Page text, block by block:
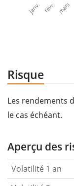
janv. févr. mars
Risque
Les rendements
le cas échéant.
Aperçu des
Volatilité 1 an